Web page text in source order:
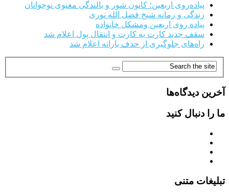
پیاده‌روی اربعین؛ کانون شور و بالندگی معنوی نوجوانان
زندگی و زمانه شیخ فضل الله نوری
پیاده روی اربعین ومشکل خانواده
سقف جدید کارت به کارت و انتقال پول اعلام شد
راه‌های جلوگیری از حذف یارانه اعلام شد
آخرین دیدگاه‌ها
ما را دنبال کنید
تبلیغات متنی